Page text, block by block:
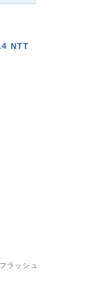
NTT
ラッシュ